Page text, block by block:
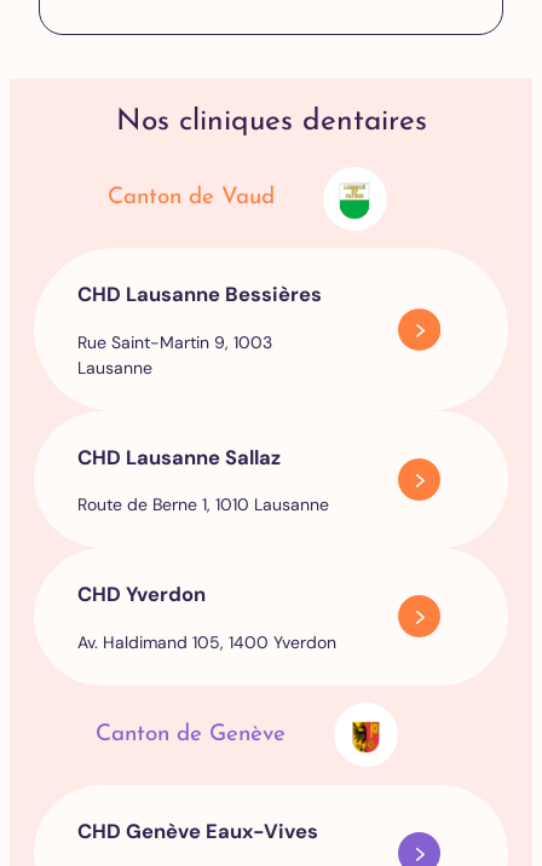
Nos cliniques dentaires
Canton de Vaud
CHD Lausanne Bessières
Rue Saint-Martin 9, 1003
Lausanne
CHD Lausanne Sallaz
Route de Berne 1, 1010 Lausanne
CHD Yverdon
Av. Haldimand 105, 1400 Yverdon
Canton de Genève
CHD Genève Eaux-Vives